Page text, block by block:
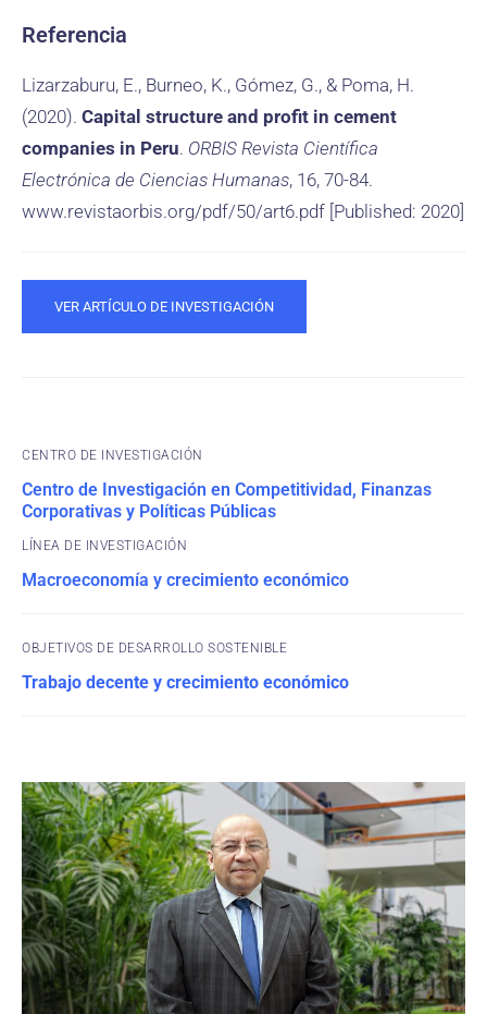
Referencia
Lizarzaburu, E., Burneo, K., Gómez, G., & Poma, H.
(2020). Capital structure and profit in cement
companies in Peru. ORBIS Revista Científica
Electrónica de Ciencias Humanas, 16, 70-84.
www.revistaorbis.org/pdf/50/art6.pdf [Published: 2020]
VER ARTÍCULO DE INVESTIGACIÓN
CENTRO DE INVESTIGACIÓN
Centro de Investigación en Competitividad, Finanzas
Corporativas y Políticas Públicas
Macroeconomía y crecimiento económico
OBJETIVOS DE DESARROLLO SOSTENIBLE
Trabajo decente y crecimiento económico